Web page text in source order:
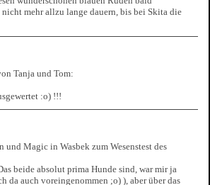
mehr allzu lange dauern, bis bei Skita die
Tanja und Tom:
:o) !!!
und Magic in Wasbek zum Wesenstest des
beide absolut prima Hunde sind, war mir ja
da auch voreingenommen ;o) ), aber über das